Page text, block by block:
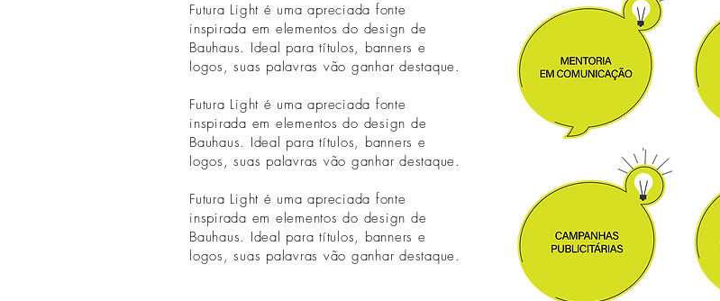
Futura Light é uma apreciada fonte
inspirada em elementos do design de
Bauhaus. Ideal para títulos, banners e
logos, suas palavras vão ganhar destaque.
Futura Light é uma apreciada fonte
inspirada em elementos do design de
Bauhaus. Ideal para títulos, banners e
logos, suas palavras vão ganhar destaque.
Futura Light é uma apreciada fonte
inspirada em elementos do design de
Bauhaus. Ideal para títulos, banners e
logos, suas palavras vão ganhar destaque.